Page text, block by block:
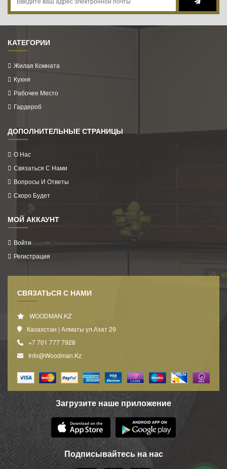
КАТЕГОРИИ
Жилая Комната
Кухня
Рабочее Место
Гардероб
ДОПОЛНИТЕЛЬНЫЕ СТРАНИЦЫ
О Нас
Связаться С Нами
Вопросы И Ответы
Скоро Будет
МОЙ АККАУНТ
Войти
Регистрация
СВЯЗАТЬСЯ С НАМИ
WOODMAN.KZ
Казахстан | Алматы ул.Азат 29
+7 701 777 7928
Info@woodman.kz
Загрузите наше приложение
Подписывайтесь на нас